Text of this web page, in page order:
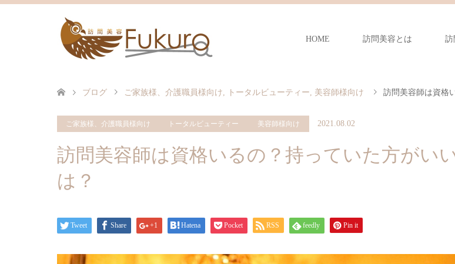
HOME 訪問美容とは 訪
ブログ ご家族様、介護職員様向け, トータルビューティー, 美容師様向け 訪問美容師は資格
ご家族様、介護職員様向け トータルビューティー 美容師様向け 2021.08.02
訪問美容師は資格いるの？持っていた方がい
は？
Tweet Share +1 Hatena Pocket RSS feedly Pin it